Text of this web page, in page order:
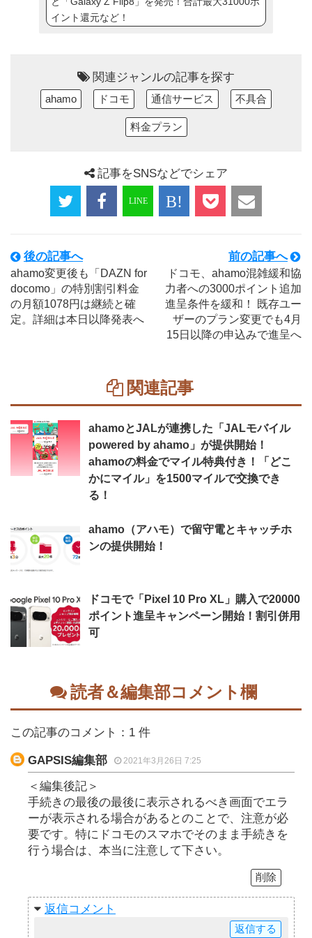
イント還元など！
関連ジャンルの記事を探す
ahamo ドコモ 通信サービス 不具合
料金プラン
記事をSNSなどでシェア
後の記事へ
ahamo変更後も「DAZN for
docomo」の特別割引料金
の月額1078円は継続と確
定。詳細は本日以降発表へ
前の記事へ
ドコモ、ahamo混雑緩和協
力者への3000ポイント追加
進呈条件を緩和！ 既存ユー
ザーのプラン変更でも4月
15日以降の申込みで進呈へ
関連記事
ahamoとJALが連携した「JALモバイル
powered by ahamo」が提供開始！
ahamoの料金でマイル特典付き！「どこ
かにマイル」を1500マイルで交換でき
る！
ahamo（アハモ）で留守電とキャッチホ
ンの提供開始！
ドコモで「Pixel 10 Pro XL」購入で20000
ポイント進呈キャンペーン開始！割引併用
可
読者＆編集部コメント欄
この記事のコメント：1 件
GAPSIS編集部 2021年3月26日 7:25
＜編集後記＞
手続きの最後の最後に表示されるべき画面でエラ
ーが表示される場合があるとのことで、注意が必
要です。特にドコモのスマホでそのまま手続きを
行う場合は、本当に注意して下さい。
削除
返信
返信